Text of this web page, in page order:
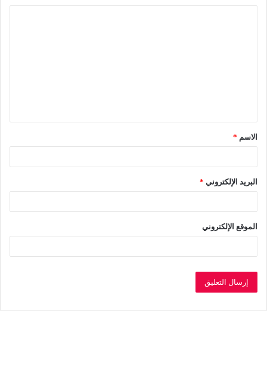
ق
*الاسم *
البريد الإلكتروني *
الموقع الإلكتروني